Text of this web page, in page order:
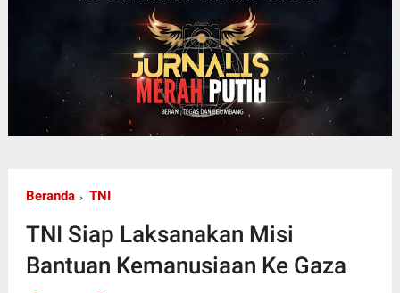
Beranda TNI
TNI Siap Laksanakan Misi
Bantuan Kemanusiaan Ke Gaza